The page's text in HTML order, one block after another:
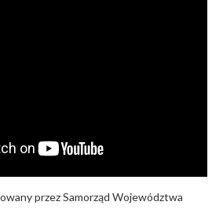
przez Samorząd Województwa